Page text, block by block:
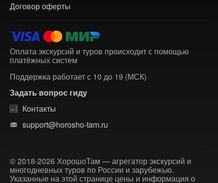
Договор оферты
Оплата экскурсий и туров происходит с помощью
платёжных систем
Поддержка работает с 10 до 19 (МСК)
Задать вопрос гиду
Контакты
support@horosho-tam.ru
© 2018-2026 ХорошоТам — агрегатор экскурсий и
многодневных туров по России и зарубежью.
Указанные на этой странице цены и информация о